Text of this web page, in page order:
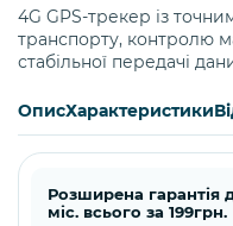
4G GPS-трекер із
транспорту, контролю
стабільної передачі
ОписХарактеристики
Розширена гарантія
міс. всього за 199грн.